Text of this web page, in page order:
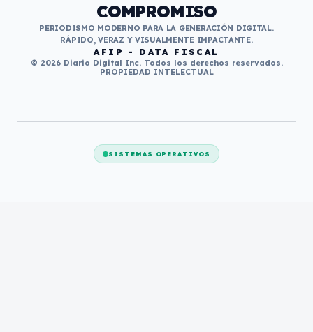
COMPROMISO
PERIODISMO MODERNO PARA LA GENERACIÓN DIGITAL.
RÁPIDO, VERAZ Y VISUALMENTE IMPACTANTE.
AFIP - DATA FISCAL
© 2026 Diario Digital Inc. Todos los derechos reservados.
PROPIEDAD INTELECTUAL
SISTEMAS OPERATIVOS